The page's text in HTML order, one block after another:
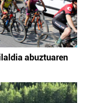
abuztuaren